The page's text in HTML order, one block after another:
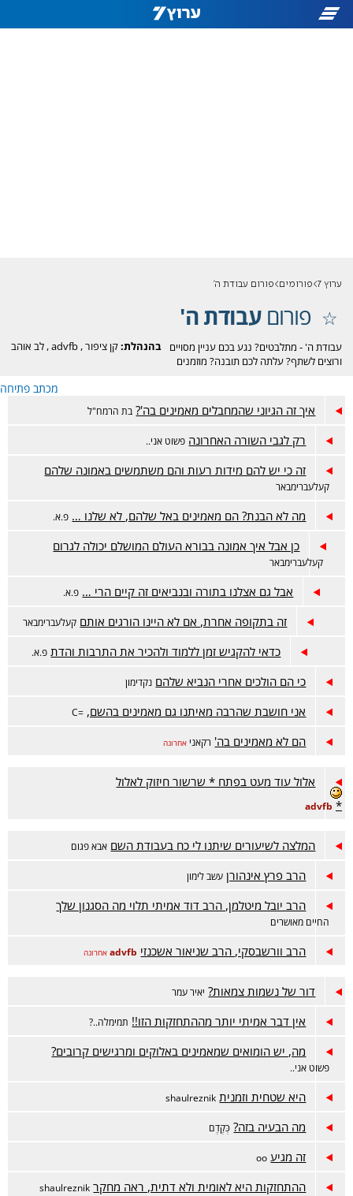
ערוץ 7 פורומים פורום עבודת ה'
פורוםעבודת ה'
בהנהלת:קן ציפור,
advfb
,לב אוהב
עבודת ה' - מתלבטים? נגע בכם עניין מסויים
ורוצים לשתף? עלתה לכם תובנה? מוזמנים
מכתב פתיחה
איך זה הגיוני שהמחבלים מאמינים בה'? בת הרמח"ל
רק לגבי השורה האחרונה פשוט אני..
זה כי יש להם מידות רעות והם משתמשים באמונה שלהם
קעלעברימבאר
מה לא הבנת? הם מאמינים באל שלהם, לא שלנו … פ.א.
כן אבל איך אמונה בבורא העולם המושלם יכולה לגרום
קעלעברימבאר
אבל גם אצלנו בתורה ובנביאים זה קיים הרי … פ.א.
זה בתקופה אחרת, אם לא היינו הורגים אותם קעלעברימבאר
כדאי להקגיש זמן ללמוד ולהכיר את התרבות והדת פ.א.
כי הם הולכים אחרי הנביא שלהם נקדימון
אני חושבת שהרבה מאיתנו גם מאמינים בהשם, =C
הם לא מאמינים בה' רקאני אחרונה
אלול עוד מעט בפתח * שרשור חיזוק לאלול
*
advfb
המלצה לשיעורים שיתנו לי כח בעבודת השם אבא פגום
הרב פרץ אינהורן עשב לימון
הרב יובל מיטלמן, הרב דוד אמיתי תלוי מה הסגנון שלך
החיים מאושרים
הרב וורשבסקי, הרב שניאור אשכנזי advfb אחרונה
דור של נשמות צמאות? יאיר עמר
אין דבר אמיתי יותר מההתחזקות הזו!! תמימלה..?
מה, יש הומואים שמאמינים באלוקים ומרגישים קרובים?
פשוט אני..
היא שטחית וזמנית shaulreznik
מה הבעיה בזה? כְּקֶדֶם
זה מגיע oo
ההתחזקות היא לאומית ולא דתית, ראה מחקר shaulreznik